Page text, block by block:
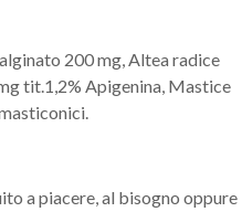
200 mg, Altea radice
tit.1,2% Apigenina, Mastice
a piacere, al bisogno oppure